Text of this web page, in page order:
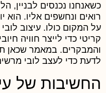
נכנסים לבניין,
ונחשפים אליו. הוא
המקום כולו. עיצוב לובי
כדי לייצר חוויה
במאמר שכאן
כדי לעצב לובי מרשים
של